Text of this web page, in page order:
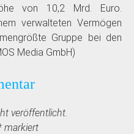
von 10,2 Mrd. Euro.
verwalteten Vermögen
Gruppe bei den
Media GmbH)
veröffentlicht.
markiert